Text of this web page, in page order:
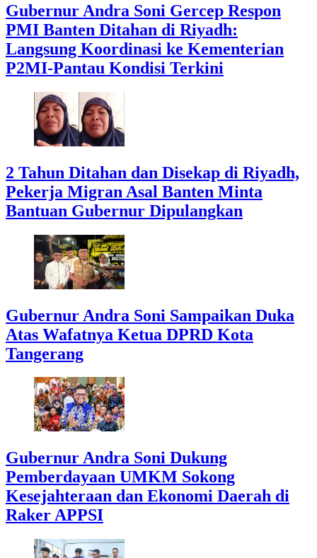
Gubernur Andra Soni Gercep Respon
PMI Banten Ditahan di Riyadh:
Langsung Koordinasi ke Kementerian
P2MI-Pantau Kondisi Terkini
2 Tahun Ditahan dan Disekap di Riyadh,
Pekerja Migran Asal Banten Minta
Bantuan Gubernur Dipulangkan
Gubernur Andra Soni Sampaikan Duka
Atas Wafatnya Ketua DPRD Kota
Tangerang
Gubernur Andra Soni Dukung
Pemberdayaan UMKM Sokong
Kesejahteraan dan Ekonomi Daerah di
Raker APPSI